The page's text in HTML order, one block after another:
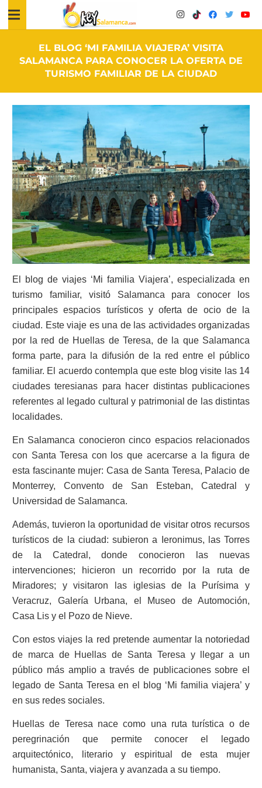
EL BLOG ‘MI FAMILIA VIAJERA’ VISITA
SALAMANCA PARA CONOCER LA OFERTA DE
TURISMO FAMILIAR DE LA CIUDAD
El blog de viajes ‘Mi familia Viajera’, especializada en
turismo familiar, visitó Salamanca para conocer los
principales espacios turísticos y oferta de ocio de la
ciudad. Este viaje es una de las actividades organizadas
por la red de Huellas de Teresa, de la que Salamanca
forma parte, para la difusión de la red entre el público
familiar. El acuerdo contempla que este blog visite las 14
ciudades teresianas para hacer distintas publicaciones
referentes al legado cultural y patrimonial de las distintas
localidades.
En Salamanca conocieron cinco espacios relacionados
con Santa Teresa con los que acercarse a la figura de
esta fascinante mujer: Casa de Santa Teresa, Palacio de
Monterrey, Convento de San Esteban, Catedral y
Universidad de Salamanca.
Además, tuvieron la oportunidad de visitar otros recursos
turísticos de la ciudad: subieron a Ieronimus, las Torres
de la Catedral, donde conocieron las nuevas
intervenciones; hicieron un recorrido por la ruta de
Miradores; y visitaron las iglesias de la Purísima y
Veracruz, Galería Urbana, el Museo de Automoción,
Casa Lis y el Pozo de Nieve.
Con estos viajes la red pretende aumentar la notoriedad
de marca de Huellas de Santa Teresa y llegar a un
público más amplio a través de publicaciones sobre el
legado de Santa Teresa en el blog ‘Mi familia viajera’ y
en sus redes sociales.
Huellas de Teresa nace como una ruta turística o de
peregrinación que permite conocer el legado
arquitectónico, literario y espiritual de esta mujer
humanista, Santa, viajera y avanzada a su tiempo.